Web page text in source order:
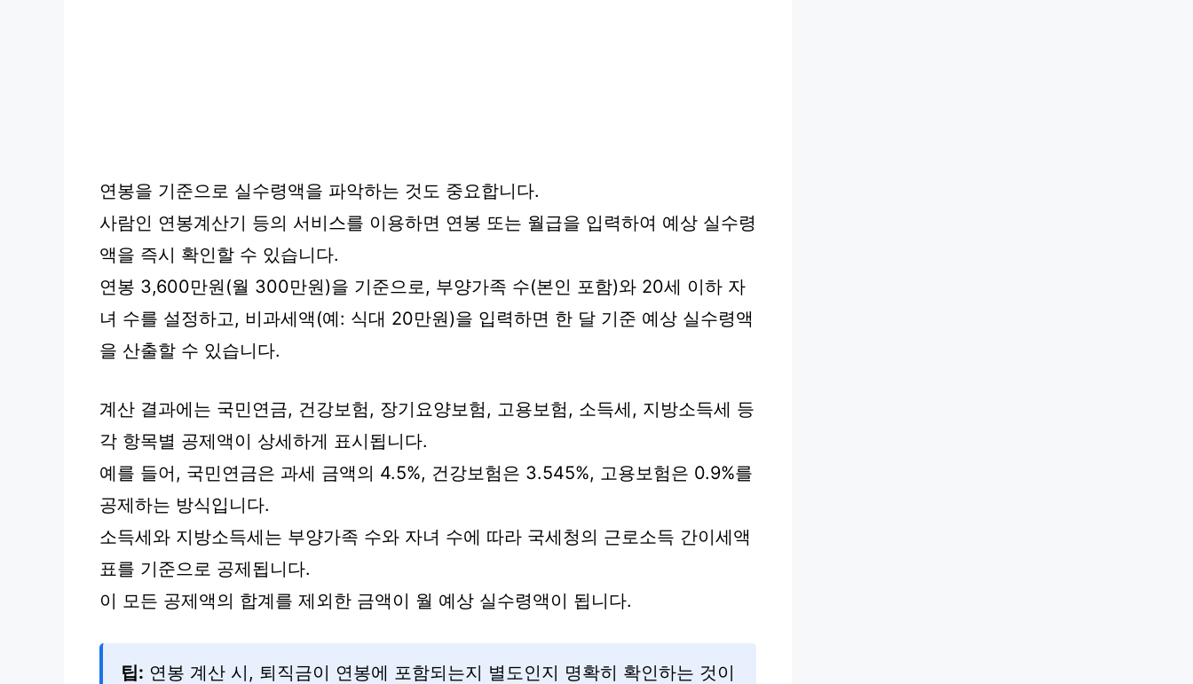
연봉을 기준으로 실수령액을 파악하는 것도 중요합니다.
사람인 연봉계산기 등의 서비스를 이용하면 연봉 또는 월급을 입력하여 예상 실수령
액을 즉시 확인할 수 있습니다.
연봉 3,600만원(월 300만원)을 기준으로, 부양가족 수(본인 포함)와 20세 이하 자
녀 수를 설정하고, 비과세액(예: 식대 20만원)을 입력하면 한 달 기준 예상 실수령액
을 산출할 수 있습니다.
계산 결과에는 국민연금, 건강보험, 장기요양보험, 고용보험, 소득세, 지방소득세 등
각 항목별 공제액이 상세하게 표시됩니다.
예를 들어, 국민연금은 과세 금액의 4.5%, 건강보험은 3.545%, 고용보험은 0.9%를
공제하는 방식입니다.
소득세와 지방소득세는 부양가족 수와 자녀 수에 따라 국세청의 근로소득 간이세액
표를 기준으로 공제됩니다.
이 모든 공제액의 합계를 제외한 금액이 월 예상 실수령액이 됩니다.
팁: 연봉 계산 시, 퇴직금이 연봉에 포함되는지 별도인지 명확히 확인하는 것이